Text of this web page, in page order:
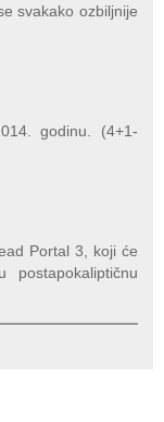
svakako ozbiljnije
godinu. (4+1-
Portal 3, koji će